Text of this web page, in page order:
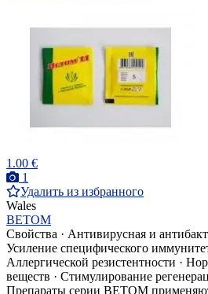
1.00 €
1
Удалить из избранного
Wales
ВЕТОМ
Свойства · Антивирусная и
Усиление специфического
Аллергической резистентности ·
веществ · Стимулирование
Препараты серии ВЕТОМ